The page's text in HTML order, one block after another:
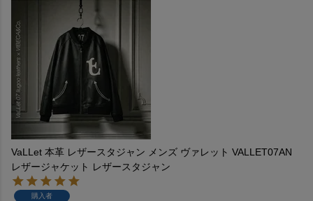
VaLLet 本革 レザースタジャン メンズ ヴァレット VALLET07AN
レザージャケット レザースタジャン
購入者